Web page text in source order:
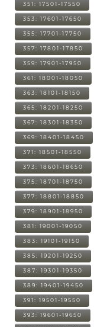
351: 17501-17550
353: 17601-17650
355: 17701-17750
357: 17801-17850
359: 17901-17950
361: 18001-18050
363: 18101-18150
365: 18201-18250
367: 18301-18350
369: 18401-18450
371: 18501-18550
373: 18601-18650
375: 18701-18750
377: 18801-18850
379: 18901-18950
381: 19001-19050
383: 19101-19150
385: 19201-19250
387: 19301-19350
389: 19401-19450
391: 19501-19550
393: 19601-19650